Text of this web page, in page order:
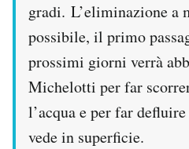
gradi. L’eliminazione a
possibile, il primo
prossimi giorni verrà
Michelotti per far
l’acqua e per far
vede in superficie.